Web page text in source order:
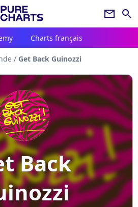
newsletter search
Charts français
/ Get Back Guinozzi
Back